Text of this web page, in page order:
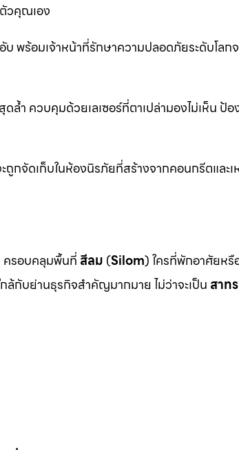
วคุณเอง
พร้อมเจ้าหน้าที่รักษาความปลอดภัยระดับโลก
ำ ควบคุมด้วยเลเซอร์ที่ตาเปล่ามองไม่เห็น ป้อ
กจัดเก็บในห้องนิรภัยที่สร้างจากคอนกรีตและเ
ครอบคลุมพื้นที่ สีลม (Silom) ใครที่พักอาศัยหรื
ล้กับย่านธุรกิจสำคัญมากมาย ไม่ว่าจะเป็น สาทร